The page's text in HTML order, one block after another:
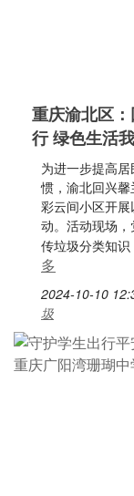
重庆渝北区
行 绿色生活
为进一步提高
惯，渝北回兴
彩云间小区开
动。活动现场
传垃圾分类知
多
2024-10-10
圾